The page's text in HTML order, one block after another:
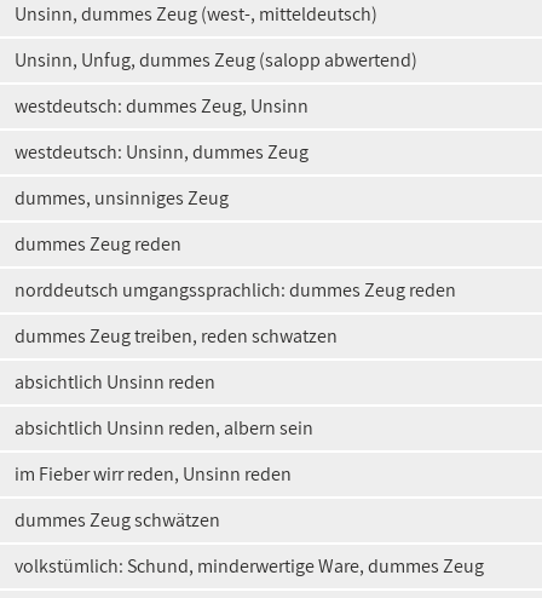
Unsinn, dummes Zeug (west-, mitteldeutsch)
Unsinn, Unfug, dummes Zeug (salopp abwertend)
westdeutsch: dummes Zeug, Unsinn
westdeutsch: Unsinn, dummes Zeug
dummes, unsinniges Zeug
dummes Zeug reden
norddeutsch umgangssprachlich: dummes Zeug reden
dummes Zeug treiben, reden schwatzen
absichtlich Unsinn reden
absichtlich Unsinn reden, albern sein
im Fieber wirr reden, Unsinn reden
dummes Zeug schwätzen
volkstümlich: Schund, minderwertige Ware, dummes Zeug